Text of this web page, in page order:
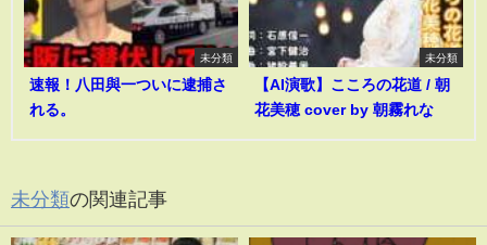
未分類
速報！八田與一ついに逮捕さ
れる。
未分類
【AI演歌】こころの花道 / 朝
花美穂 cover by 朝霧れな
未分類の関連記事